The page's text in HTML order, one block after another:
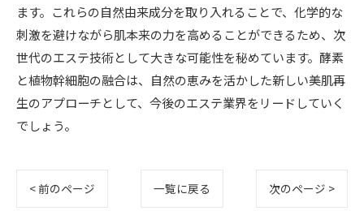
ます。これらの自然由来成分を取り入れることで、化学的な
刺激を避けながら肌本来の力を高めることができるため、次
世代のエステ技術として大きな可能性を秘めています。酵素
と植物幹細胞の融合は、自然の恵みを活かした新しい美肌再
生のアプローチとして、今後のエステ業界をリードしていく
でしょう。
< 前のページ 一覧に戻る 次のページ >